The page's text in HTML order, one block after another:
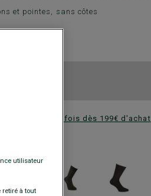
et pointes, sans côtes
en plusieurs fois dès 199€ d'achat
utilisateur
à tout